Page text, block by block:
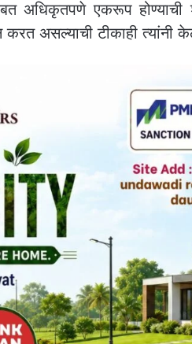
अधिकृतपणे एकरूप
करत असल्याची टीकाही त्यांनी